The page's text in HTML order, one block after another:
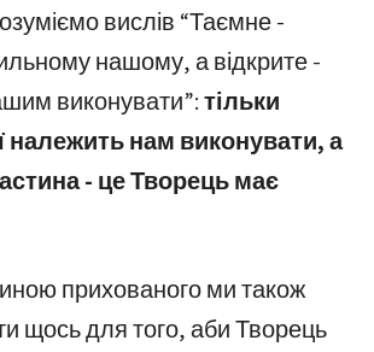
вислів “Таємне -
нашому, а відкрите -
виконувати”:тільки
належить нам виконувати, а
- це Творець має
прихованого ми також
щось для того, аби Творець